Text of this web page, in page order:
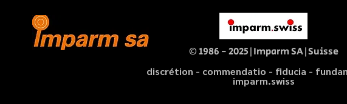
© 1986 - 2025|Imparm SA|Suisse
discrétion - commendatio - fiducia -
imparm.swiss